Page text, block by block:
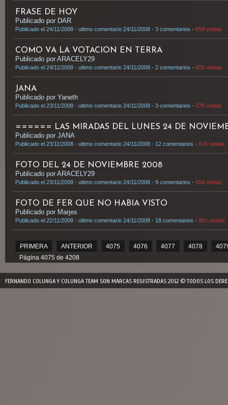
FRASE DE HOY
Publicado por DAR
Publicado el 24/11/2008 - ultimo comentario 24/11/2008 - 3 comentarios - 658 visitas
COMO VA LA VOTACION EN TERRA
Publicado por ARACELY29
Publicado el 24/11/2008 - ultimo comentario 24/11/2008 - 2 comentarios - 605 visitas
JANA
Publicado por Yaneth
Publicado el 23/11/2008 - ultimo comentario 24/11/2008 - 3 comentarios - 678 visitas
====== LAS MIRADAS DEL LUNES 24 DE
Publicado por JANA
Publicado el 23/11/2008 - ultimo comentario 24/11/2008 - 12 comentarios - 676 visitas
FOTO DEL 24 DE NOVIEMBRE 2008
Publicado por ARACELY29
Publicado el 23/11/2008 - ultimo comentario 24/11/2008 - 9 comentarios - 664 visitas
FOTO DE FER QUE NO HABIA VISTO
Publicado por Marjes
Publicado el 22/11/2008 - ultimo comentario 24/11/2008 - 18 comentarios - 981 visitas
PRIMERA ANTERIOR 4075 4076 4077 4078
Página 4075 de 4208
FERNANDO COLUNGA Y COLUNGA TEAM SON MARCAS REGISTRADAS 2012 © TODOS LOS